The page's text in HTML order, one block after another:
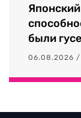
были
06.08.2026 /